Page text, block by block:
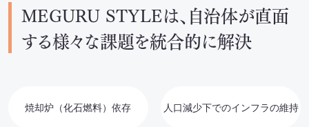
MEGURU STYLEは、自治体が直面
する様々な課題を統合的に解決
焼却炉（化石燃料）依存 人口減少下でのインフラの維持